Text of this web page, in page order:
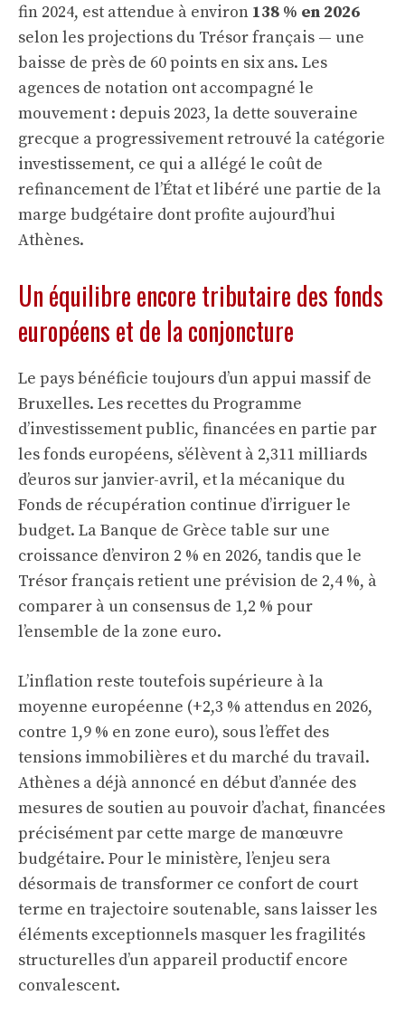
fin 2024, est attendue à environ 138 % en 2026
selon les projections du Trésor français — une
baisse de près de 60 points en six ans. Les
agences de notation ont accompagné le
mouvement : depuis 2023, la dette souveraine
grecque a progressivement retrouvé la catégorie
investissement, ce qui a allégé le coût de
refinancement de l’État et libéré une partie de la
marge budgétaire dont profite aujourd’hui
Athènes.
Un équilibre encore tributaire des fonds
européens et de la conjoncture
Le pays bénéficie toujours d’un appui massif de
Bruxelles. Les recettes du Programme
d’investissement public, financées en partie par
les fonds européens, s’élèvent à 2,311 milliards
d’euros sur janvier-avril, et la mécanique du
Fonds de récupération continue d’irriguer le
budget. La Banque de Grèce table sur une
croissance d’environ 2 % en 2026, tandis que le
Trésor français retient une prévision de 2,4 %, à
comparer à un consensus de 1,2 % pour
l’ensemble de la zone euro.
L’inflation reste toutefois supérieure à la
moyenne européenne (+2,3 % attendus en 2026,
contre 1,9 % en zone euro), sous l’effet des
tensions immobilières et du marché du travail.
Athènes a déjà annoncé en début d’année des
mesures de soutien au pouvoir d’achat, financées
précisément par cette marge de manœuvre
budgétaire. Pour le ministère, l’enjeu sera
désormais de transformer ce confort de court
terme en trajectoire soutenable, sans laisser les
éléments exceptionnels masquer les fragilités
structurelles d’un appareil productif encore
convalescent.